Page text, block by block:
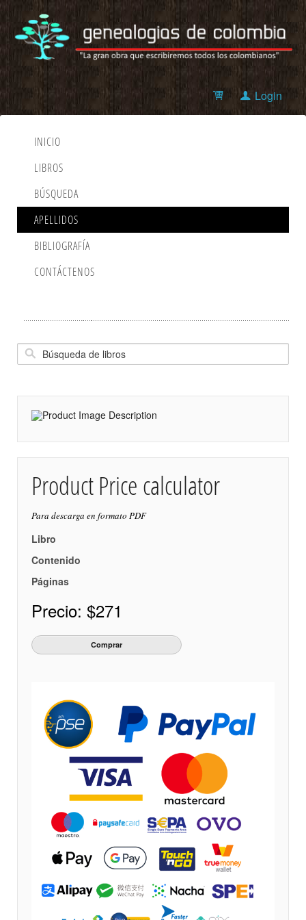
Login
INICIO
LIBROS
BÚSQUEDA
APELLIDOS
BIBLIOGRAFÍA
CONTÁCTENOS
Product Price calculator
Para descarga en formato PDF
Libro
Contenido
Páginas
Precio: $271